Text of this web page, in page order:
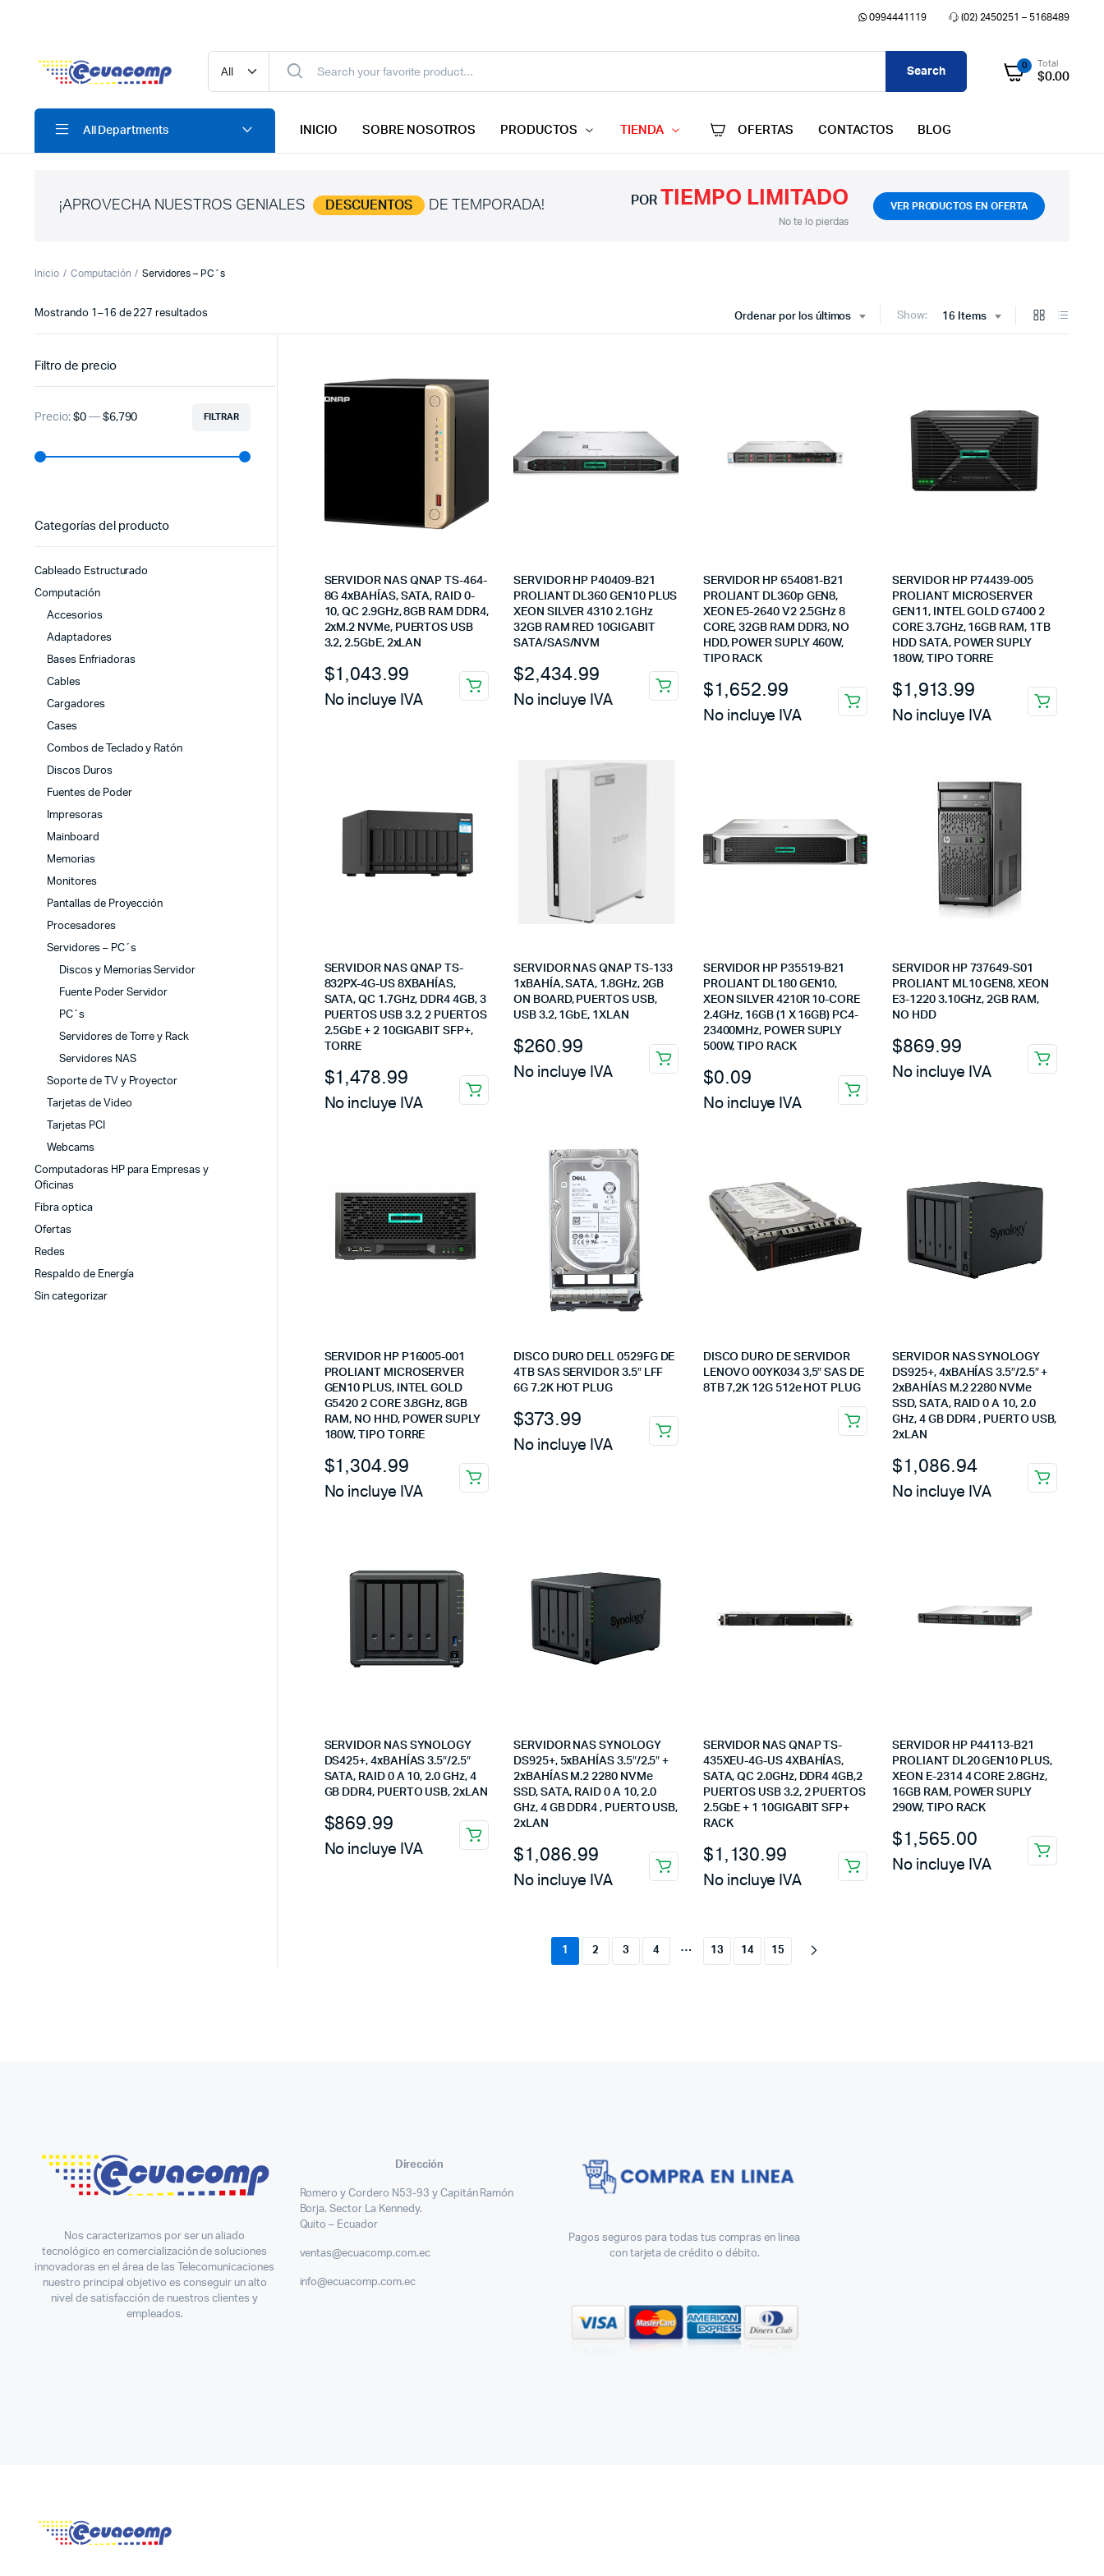
0994441119 (02) 2450251 – 5168489
Search 0 Total
$0.00
All Departments INICIO SOBRE NOSOTROS PRODUCTOS TIENDA OFERTAS CONTACTOS BLOG
¡APROVECHA NUESTROS GENIALES DESCUENTOS DE TEMPORADA! POR TIEMPO LIMITADO
No te lo pierdas
VER PRODUCTOS EN OFERTA
Inicio Computación Servidores – PC´s
Ordenar por los últimos Show: 16 Items
Mostrando 1–16 de 227 resultadosOrdenado
SERVIDOR NAS QNAP TS-464-
8G 4xBAHÍAS, SATA, RAID 0-
10, QC 2.9GHz, 8GB RAM DDR4,
2xM.2 NVMe, PUERTOS USB
3.2, 2.5GbE, 2xLAN
$1,043.99
No incluye IVA
SERVIDOR HP P40409-B21
PROLIANT DL360 GEN10 PLUS
XEON SILVER 4310 2.1GHz
32GB RAM RED 10GIGABIT
SATA/SAS/NVM
$2,434.99
No incluye IVA
SERVIDOR HP 654081-B21
PROLIANT DL360p GEN8,
XEON E5-2640 V2 2.5GHz 8
CORE, 32GB RAM DDR3, NO
HDD, POWER SUPLY 460W,
TIPO RACK
$1,652.99
No incluye IVA
SERVIDOR HP P74439-005
PROLIANT MICROSERVER
GEN11, INTEL GOLD G7400 2
CORE 3.7GHz, 16GB RAM, 1TB
HDD SATA, POWER SUPLY
180W, TIPO TORRE
$1,913.99
No incluye IVA
SERVIDOR NAS QNAP TS-
832PX-4G-US 8XBAHÍAS,
SATA, QC 1.7GHz, DDR4 4GB, 3
PUERTOS USB 3.2, 2 PUERTOS
2.5GbE + 2 10GIGABIT SFP+,
TORRE
$1,478.99
No incluye IVA
SERVIDOR NAS QNAP TS-133
1xBAHÍA, SATA, 1.8GHz, 2GB
ON BOARD, PUERTOS USB,
USB 3.2, 1GbE, 1XLAN
$260.99
No incluye IVA
SERVIDOR HP P35519-B21
PROLIANT DL180 GEN10,
XEON SILVER 4210R 10-CORE
2.4GHz, 16GB (1 X 16GB) PC4-
23400MHz, POWER SUPLY
500W, TIPO RACK
$0.09
No incluye IVA
SERVIDOR HP 737649-S01
PROLIANT ML10 GEN8, XEON
E3-1220 3.10GHz, 2GB RAM,
NO HDD
$869.99
No incluye IVA
SERVIDOR HP P16005-001
PROLIANT MICROSERVER
GEN10 PLUS, INTEL GOLD
G5420 2 CORE 3.8GHz, 8GB
RAM, NO HHD, POWER SUPLY
180W, TIPO TORRE
$1,304.99
No incluye IVA
DISCO DURO DELL 0529FG DE
4TB SAS SERVIDOR 3.5″ LFF
6G 7.2K HOT PLUG
$373.99
No incluye IVA
DISCO DURO DE SERVIDOR
LENOVO 00YK034 3,5″ SAS DE
8TB 7,2K 12G 512e HOT PLUG
SERVIDOR NAS SYNOLOGY
DS925+, 4xBAHÍAS 3.5″/2.5″ +
2xBAHÍAS M.2 2280 NVMe
SSD, SATA, RAID 0 A 10, 2.0
GHz, 4 GB DDR4 , PUERTO USB,
2xLAN
$1,086.94
No incluye IVA
SERVIDOR NAS SYNOLOGY
DS425+, 4xBAHÍAS 3.5″/2.5″
SATA, RAID 0 A 10, 2.0 GHz, 4
GB DDR4, PUERTO USB, 2xLAN
$869.99
No incluye IVA
SERVIDOR NAS SYNOLOGY
DS925+, 5xBAHÍAS 3.5″/2.5″ +
2xBAHÍAS M.2 2280 NVMe
SSD, SATA, RAID 0 A 10, 2.0
GHz, 4 GB DDR4 , PUERTO USB,
2xLAN
$1,086.99
No incluye IVA
SERVIDOR NAS QNAP TS-
435XEU-4G-US 4XBAHÍAS,
SATA, QC 2.0GHz, DDR4 4GB,2
PUERTOS USB 3.2, 2 PUERTOS
2.5GbE + 1 10GIGABIT SFP+
RACK
$1,130.99
No incluye IVA
SERVIDOR HP P44113-B21
PROLIANT DL20 GEN10 PLUS,
XEON E-2314 4 CORE 2.8GHz,
16GB RAM, POWER SUPLY
290W, TIPO RACK
$1,565.00
No incluye IVA
1 2 3 4 … 13 14 15
Filtro de precio
FILTRAR
Precio: $0— $6,790
Categorías del producto
Cableado Estructurado
Computación
Accesorios
Adaptadores
Bases Enfriadoras
Cables
Cargadores
Cases
Combos de Teclado y Ratón
Discos Duros
Fuentes de Poder
Impresoras
Mainboard
Memorias
Monitores
Pantallas de Proyección
Procesadores
Servidores – PC´s
Discos y Memorias Servidor
Fuente Poder Servidor
PC´s
Servidores de Torre y Rack
Servidores NAS
Soporte de TV y Proyector
Tarjetas de Video
Tarjetas PCI
Webcams
Computadoras HP para Empresas y
Oficinas
Fibra optica
Ofertas
Redes
Respaldo de Energía
Sin categorizar
Nos caracterizamos por ser un aliado
tecnológico en comercialización de soluciones
innovadoras en el área de las Telecomunicaciones
nuestro principal objetivo es conseguir un alto
nivel de satisfacción de nuestros clientes y
empleados.
Dirección
Romero y Cordero N53-93 y Capitán Ramón
Borja. Sector La Kennedy.
Quito – Ecuador
ventas@ecuacomp.com.ec
info@ecuacomp.com.ec
Pagos seguros para todas tus compras en linea
con tarjeta de crédito o débito.